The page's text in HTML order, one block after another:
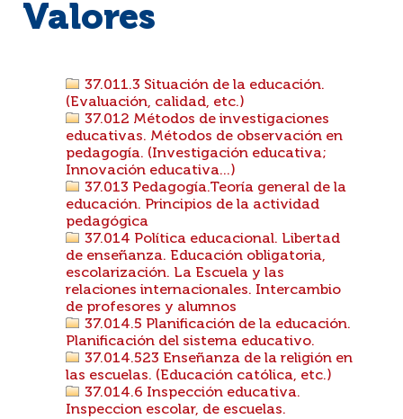
Valores
37.011.3 Situación de la educación.
(Evaluación, calidad, etc.)
37.012 Métodos de investigaciones
educativas. Métodos de observación en
pedagogía. (Investigación educativa;
Innovación educativa...)
37.013 Pedagogía.Teoría general de la
educación. Principios de la actividad
pedagógica
37.014 Política educacional. Libertad
de enseñanza. Educación obligatoria,
escolarización. La Escuela y las
relaciones internacionales. Intercambio
de profesores y alumnos
37.014.5 Planificación de la educación.
Planificación del sistema educativo.
37.014.523 Enseñanza de la religión en
las escuelas. (Educación católica, etc.)
37.014.6 Inspección educativa.
Inspeccion escolar, de escuelas.